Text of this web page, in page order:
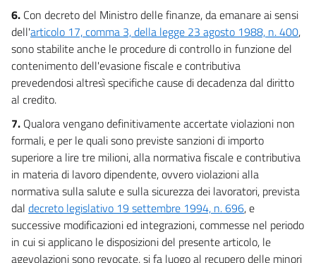
59
60
61
62
63
64
65
Allegati
Tabella A
Tabella A
Tabella B
6. Con decreto del Ministro delle finanze, da emanare ai sensi
dell'articolo 17, comma 3, della legge 23 agosto 1988, n. 400,
sono stabilite anche le procedure di controllo in funzione del
contenimento dell'evasione fiscale e contributiva
prevedendosi altresì specifiche cause di decadenza dal diritto
al credito.
7. Qualora vengano definitivamente accertate violazioni non
formali, e per le quali sono previste sanzioni di importo
superiore a lire tre milioni, alla normativa fiscale e contributiva
in materia di lavoro dipendente, ovvero violazioni alla
normativa sulla salute e sulla sicurezza dei lavoratori, prevista
dal decreto legislativo 19 settembre 1994, n. 696, e
successive modificazioni ed integrazioni, commesse nel periodo
in cui si applicano le disposizioni del presente articolo, le
agevolazioni sono revocate, si fa luogo al recupero delle minori